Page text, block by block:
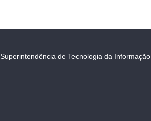
Superintendência de Tecnologia da Informação